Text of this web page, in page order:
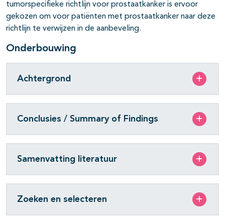
tumorspecifieke richtlijn voor prostaatkanker is ervoor
gekozen om voor patiënten met prostaatkanker naar deze
richtlijn te verwijzen in de aanbeveling.
Onderbouwing
Achtergrond
Conclusies / Summary of Findings
Samenvatting literatuur
Zoeken en selecteren